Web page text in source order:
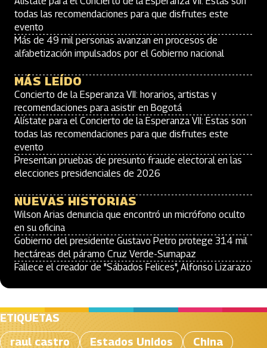
todas las recomendaciones para que disfrutes este
evento
Más de 49 mil personas avanzan en procesos de
alfabetización impulsados por el Gobierno nacional
MÁS LEÍDO
Concierto de la Esperanza VII: horarios, artistas y
recomendaciones para asistir en Bogotá
Alístate para el Concierto de la Esperanza VII: Estas son
todas las recomendaciones para que disfrutes este
evento
Presentan pruebas de presunto fraude electoral en las
elecciones presidenciales de 2026
NUEVAS HISTORIAS
Wilson Arias denuncia que encontró un micrófono oculto
en su oficina
Gobierno del presidente Gustavo Petro protege 314 mil
hectáreas del páramo Cruz Verde-Sumapaz
Fallece el creador de "Sábados Felices", Alfonso Lizarazo
ETIQUETAS
raul castro
Estados Unidos China